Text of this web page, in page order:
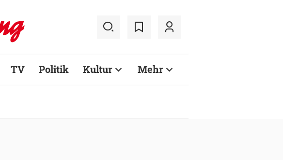
TV Politik Kultur Mehr